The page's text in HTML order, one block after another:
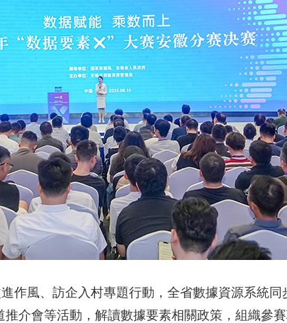
作風、訪企入村專題行動，全省數據資源系統
介會等活動，解讀數據要素相關政策，組織參